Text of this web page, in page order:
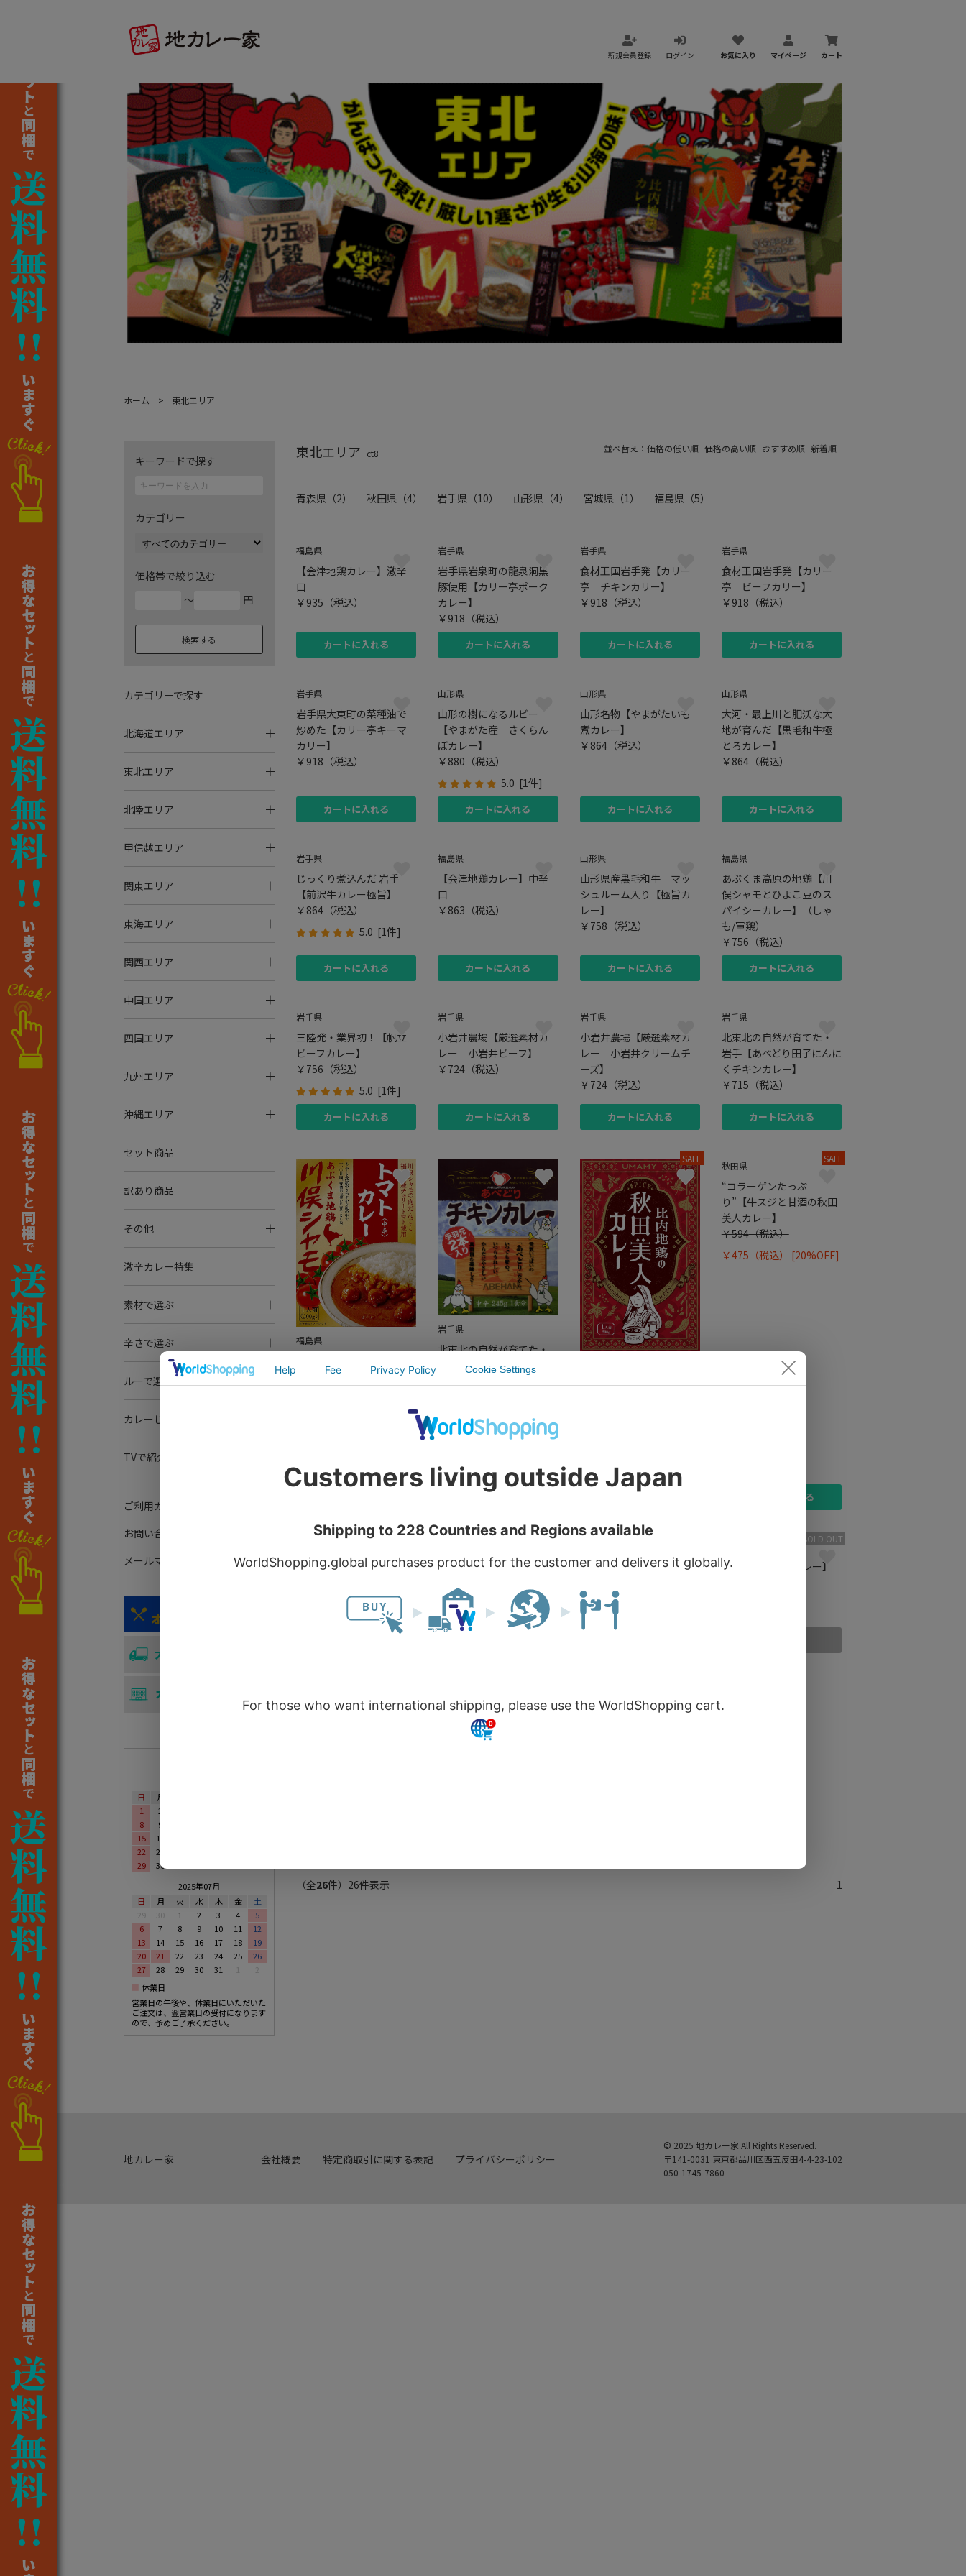
新規会員登録 ログイン お気に入り マイページ カート
ホーム 東北エリア
キーワードで探す
カテゴリー
価格帯で絞り込む
～
円
検索する
カテゴリーで探す
北海道エリア
東北エリア
北陸エリア
甲信越エリア
関東エリア
東海エリア
関西エリア
中国エリア
四国エリア
九州エリア
沖縄エリア
セット商品
訳あり商品
その他
激辛カレー特集
素材で選ぶ
辛さで選ぶ
ルーで選ぶ
カレーじゃないよ！
TVで紹介されました！
ご利用ガイド
お問い合わせ
メールマガジン登録
日
月
1
2
8
9
15
16
22
23
29
30
2025年07月
日
月 火 水 木 金
土
29
30 1 2 3 4
5
6
7 8 9 10 11
12
13
14 15 16 17 18
19
20
21 22 23 24 25
26
27
28 29 30 31 1
2
■ 休業日
営業日の午後や、休業日にいただいた
ご注文は、翌営業日の受付になります
ので、予めご了承ください。
東北エリア ct8 並べ替え： 価格の低い順 価格の高い順 おすすめ順 新着順
青森県 （2） 秋田県 （4） 岩手県 （10） 山形県 （4） 宮城県 （1） 福島県 （5）
福島県
【会津地鶏カレー】激辛
口
￥935 （税込）
カートに入れる
岩手県
岩手県岩泉町の龍泉洞黒
豚使用【カリー亭ポーク
カレー】
￥918 （税込）
カートに入れる
岩手県
食材王国岩手発【カリー
亭 チキンカリー】
￥918 （税込）
カートに入れる
岩手県
食材王国岩手発【カリー
亭 ビーフカリー】
￥918 （税込）
カートに入れる
岩手県
岩手県大東町の菜種油で
炒めた【カリー亭キーマ
カリー】
￥918 （税込）
カートに入れる
山形県
山形の樹になるルビー
【やまがた産 さくらん
ぼカレー】
￥880 （税込）
5.0 [1件]
カートに入れる
山形県
山形名物【やまがたいも
煮カレー】
￥864（税込）
カートに入れる
山形県
大河・最上川と肥沃な大
地が育んだ【黒毛和牛極
とろカレー】
￥864（税込）
カートに入れる
岩手県
じっくり煮込んだ 岩手
【前沢牛カレー極旨】
￥864 （税込）
5.0 [1件]
カートに入れる
福島県
【会津地鶏カレー】中辛
口
￥863 （税込）
カートに入れる
山形県
山形県産黒毛和牛 マッ
シュルーム入り【極旨カ
レー】
￥758 （税込）
カートに入れる
福島県
あぶくま高原の地鶏【川
俣シャモとひよこ豆のス
パイシーカレー】（しゃ
も/軍鶏）
￥756 （税込）
カートに入れる
岩手県
三陸発・業界初！【帆立
ビーフカレー】
￥756 （税込）
5.0 [1件]
カートに入れる
岩手県
小岩井農場【厳選素材カ
レー 小岩井ビーフ】
￥724 （税込）
カートに入れる
岩手県
小岩井農場【厳選素材カ
レー 小岩井クリームチ
ーズ】
￥724（税込）
カートに入れる
岩手県
北東北の自然が育てた・
岩手【あべどり田子にんに
くチキンカレー】
￥715 （税込）
カートに入れる
福島県
俣シャモ トマトカレ
岩手県
北東北の自然が育てた・
岩手【あべどりチキンカレ
SALE
【賞味期限：8.30ま
￥475
（税込）[20%OFF
SALE
秋田県
“コラーゲンたっぷ
り”【牛スジと甘酒の秋田
美人カレー】
￥594（税込）
￥475 （税込） [20%OFF]
カートに入れる
あぶくま高原の地鶏【川
（しゃも/軍鶏）
（税込）
青森県産りんごの果肉た
ー】
￥391（税込）
八戸前沖さば【鯖カレ
￥940
（税込）
SOLD OUT
秋田【比内地鶏カレー】
宮城県塩釜産やわらかか
秋田【桃豚カレー】中辛
（税込）
（全26件）26件表示 1
地カレー家 会社概要 特定商取引に関する表記 プライバシーポリシー
© 2025 地カレー家 All Rights Reserved.
〒141-0031 東京都品川区西五反田4-4-23-102
050-1745-7860